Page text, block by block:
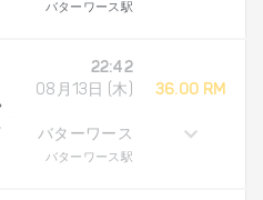
バターワース駅
22:42
08月13日 (木)
バターワース
バターワース駅
36.00 RM